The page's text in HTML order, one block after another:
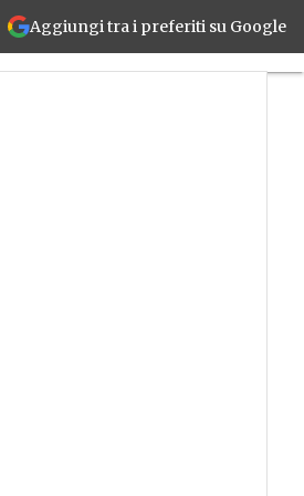
Aggiungi tra i preferiti su Google
di Schneider